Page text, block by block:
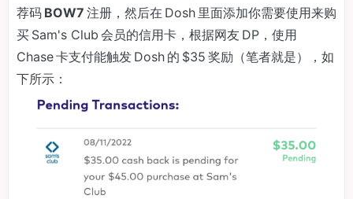
荐码 BOW7 注册，然后在 Dosh 里面添加你需要使用来购
买 Sam's Club 会员的信用卡，根据网友 DP，使用
Chase 卡支付能触发 Dosh 的 $35 奖励（笔者就是），如
下所示：